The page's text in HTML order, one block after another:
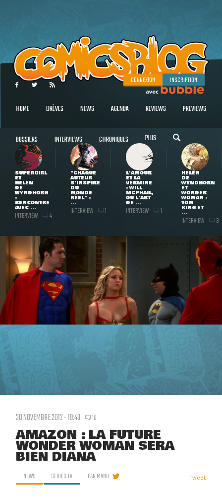
CONNEXION INSCRIPTION
HOME BRÈVES NEWS AGENDA REVIEWS PREVIEWS
DOSSIERS INTERVIEWS CHRONIQUES PLUS
SUPERGIRL
ET
HELEN
DE
WYNDHORN
:
RENCONTRE
AVEC ...
INTERVIEW 4
"CHAQUE
AUTEUR
S'INSPIRE
DU
MONDE
RÉEL" :
...
INTERVIEW 1
L'AMOUR
ET LA
VERMINE
: WILL
MCPHAIL,
OU L'ART
DE ...
INTERVIEW 1
HELEN
DE
WYNDHORN
ET
WONDER
WOMAN :
TOM
KING ET
...
INTERVIEW 3
30 NOVEMBRE 2012 - 19:43 10
AMAZON : LA FUTURE
WONDER WOMAN SERA
BIEN DIANA
NEWS SERIES TV PARMANU Tweet